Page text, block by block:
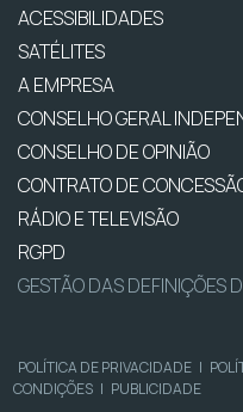
ACESSIBILIDADES
SATÉLITES
A EMPRESA
CONSELHO GERAL
CONSELHO DE OPINIÃO
CONTRATO DE
RÁDIO E TELEVISÃO
RGPD
GESTÃO DAS DEFINIÇÕES
POLÍTICA DE PRIVACIDADE |
CONDIÇÕES | PUBLICIDADE